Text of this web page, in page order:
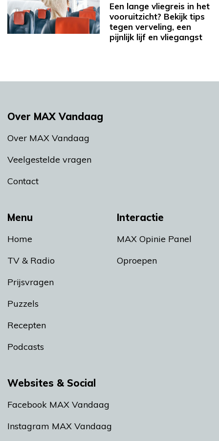
Een lange vliegreis in het
vooruitzicht? Bekijk tips
tegen verveling, een
pijnlijk lijf en vliegangst
Menu
Home
TV & Radio
Prijsvragen
Puzzels
Recepten
Podcasts
Interactie
MAX Opinie Panel
Oproepen
Over MAX Vandaag
Over MAX Vandaag
Veelgestelde vragen
Contact
Websites & Social
Facebook MAX Vandaag
Instagram MAX Vandaag